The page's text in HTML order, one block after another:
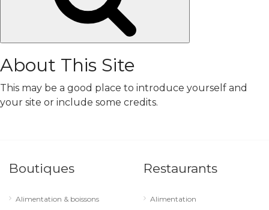
About This Site
This may be a good place to introduce yourself and
your site or include some credits.
Boutiques
Alimentation & boissons
Restaurants
Alimentation